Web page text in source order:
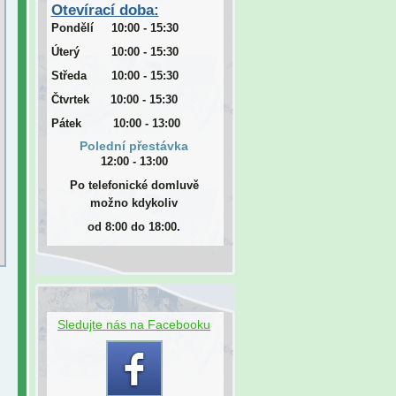
Otevírací doba:
Pondělí 10:00 - 15:30
Úterý 10:00 - 15:30
Středa 10:00 - 15:30
Čtvrtek 10:00 - 15:30
Pátek 10:00 - 13:00
Polední přestávka
12:00 - 13:00
Po telefonické domluvě
možno kdykoliv
od 8:00 do 18:00.
Sledujte nás na Facebooku